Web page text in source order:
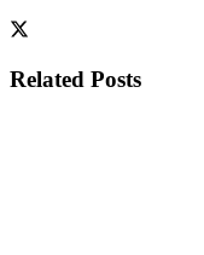
Related Posts